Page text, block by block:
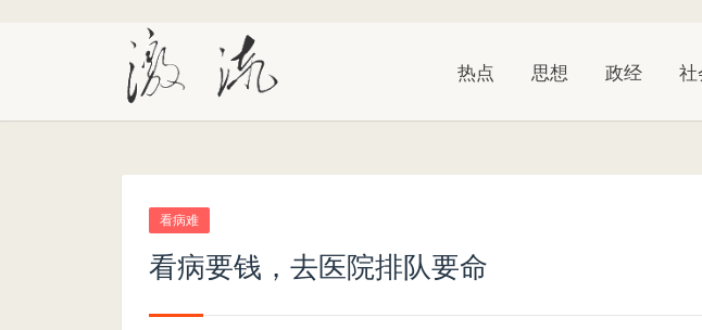
热点 思想 政经 社
看病难
看病要钱，去医院排队要命